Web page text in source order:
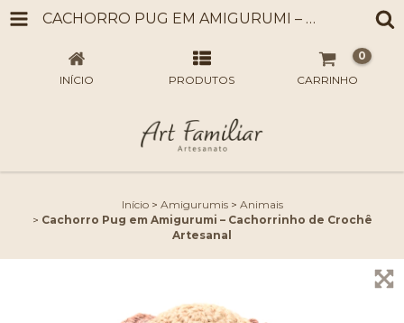
CACHORRO PUG EM AMIGURUMI – CACHORRINHO DE CROCHÊ ARTESANAL
INÍCIO PRODUTOS CARRINHO
0
Início > Amigurumis > Animais
> Cachorro Pug em Amigurumi – Cachorrinho de Crochê
Artesanal